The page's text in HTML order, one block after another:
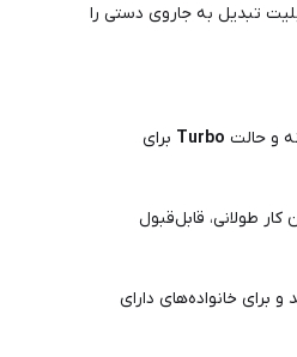
تبدیل به جاروی دستی را
و حالت Turbo برای
طولانی، قابل‌قبول
خانواده‌های دارای